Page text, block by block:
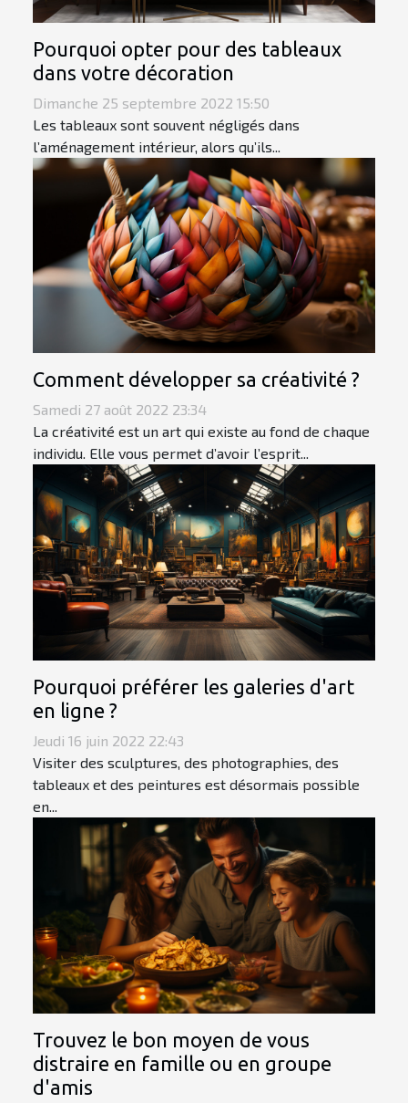
Pourquoi opter pour des tableaux
dans votre décoration
Dimanche 25 septembre 2022 15:50
Les tableaux sont souvent négligés dans
l’aménagement intérieur, alors qu’ils...
Comment développer sa créativité ?
Samedi 27 août 2022 23:34
La créativité est un art qui existe au fond de chaque
individu. Elle vous permet d’avoir l’esprit...
Pourquoi préférer les galeries d'art
en ligne ?
Jeudi 16 juin 2022 22:43
Visiter des sculptures, des photographies, des
tableaux et des peintures est désormais possible
en...
Trouvez le bon moyen de vous
distraire en famille ou en groupe
d'amis